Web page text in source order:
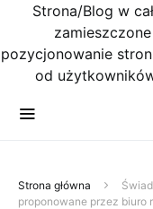
Strona/Blog w
pozycjonowanie
od
Strona główna
proponowane przez biuro